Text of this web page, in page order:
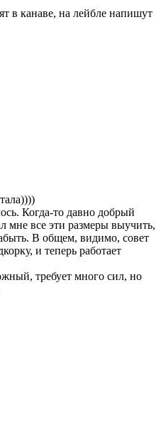
в канаве, на лейбле напишут
Когда-то давно добрый
мне все эти размеры выучить,
В общем, видимо, совет
и теперь работает
требует много сил, но